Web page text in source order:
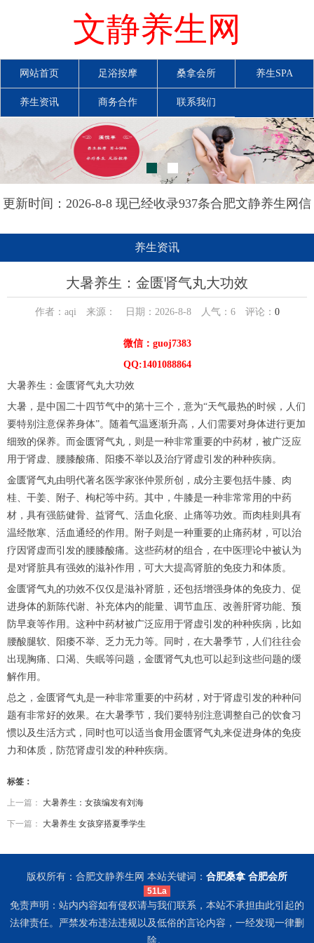
文静养生网
网站首页 足浴按摩 桑拿会所 养生SPA
养生资讯 商务合作 联系我们
更新时间：2026-8-8 现已经收录937条合肥文静养生网信
养生资讯
大暑养生：金匮肾气丸大功效
作者：aqi 来源： 日期：2026-8-8 人气： 6评论： 0
微信：guoj7383
QQ:1401088864
大暑养生：金匮肾气丸大功效
大暑，是中国二十四节气中的第十三个，意为“天气最热的时候，人们
要特别注意保养身体”。随着气温逐渐升高，人们需要对身体进行更加
细致的保养。而金匮肾气丸，则是一种非常重要的中药材，被广泛应
用于肾虚、腰膝酸痛、阳痿不举以及治疗肾虚引发的种种疾病。
金匮肾气丸由明代著名医学家张仲景所创，成分主要包括牛膝、肉
桂、干姜、附子、枸杞等中药。其中，牛膝是一种非常常用的中药
材，具有强筋健骨、益肾气、活血化瘀、止痛等功效。而肉桂则具有
温经散寒、活血通经的作用。附子则是一种重要的止痛药材，可以治
疗因肾虚而引发的腰膝酸痛。这些药材的组合，在中医理论中被认为
是对肾脏具有强效的滋补作用，可大大提高肾脏的免疫力和体质。
金匮肾气丸的功效不仅仅是滋补肾脏，还包括增强身体的免疫力、促
进身体的新陈代谢、补充体内的能量、调节血压、改善肝肾功能、预
防早衰等作用。这种中药材被广泛应用于肾虚引发的种种疾病，比如
腰酸腿软、阳痿不举、乏力无力等。同时，在大暑季节，人们往往会
出现胸痛、口渴、失眠等问题，金匮肾气丸也可以起到这些问题的缓
解作用。
总之，金匮肾气丸是一种非常重要的中药材，对于肾虚引发的种种问
题有非常好的效果。在大暑季节，我们要特别注意调整自己的饮食习
惯以及生活方式，同时也可以适当食用金匮肾气丸来促进身体的免疫
力和体质，防范肾虚引发的种种疾病。
标签：
上一篇： 大暑养生：女孩编发有刘海
下一篇： 大暑养生 女孩穿搭夏季学生
版权所有：合肥文静养生网 本站关键词： 合肥桑拿 合肥会所
51La
免责声明：站内内容如有侵权请与我们联系，本站不承担由此引起的
法律责任。严禁发布违法违规以及低俗的言论内容，一经发现一律删
除。